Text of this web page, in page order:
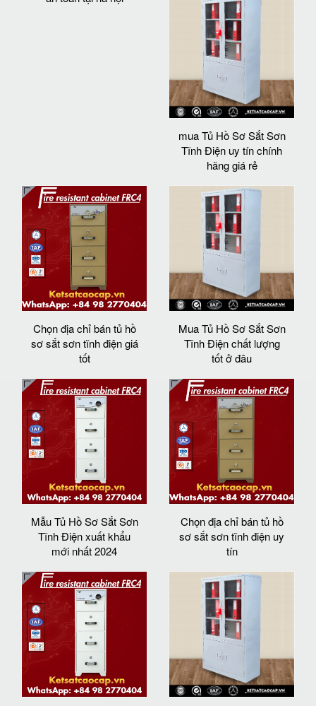
mua Tủ Hồ Sơ Sắt Sơn
Tĩnh Điện uy tín chính
hãng giá rẻ
Chọn địa chỉ bán tủ hồ
sơ sắt sơn tĩnh điện giá
tốt
Mua Tủ Hồ Sơ Sắt Sơn
Tĩnh Điện chất lượng
tốt ở đâu
Mẫu Tủ Hồ Sơ Sắt Sơn
Tĩnh Điện xuất khẩu
mới nhất 2024
Chọn địa chỉ bán tủ hồ
sơ sắt sơn tĩnh điện uy
tín